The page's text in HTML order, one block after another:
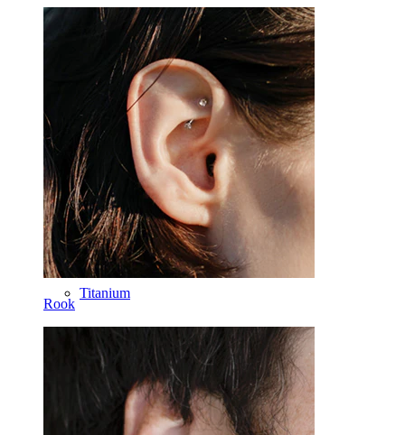
Rook
Tragus
Lige stav
Rook
Hestesko
Ring
Tools
Buet stav
Øreflip
Titanium